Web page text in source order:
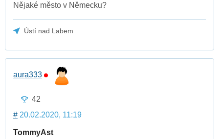
Nějaké město v Německu?
Ústí nad Labem
aura333
42
# 20.02.2020, 11:19
TommyAst